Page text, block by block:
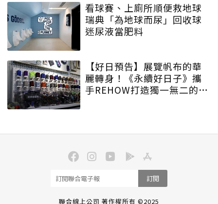
看球賽、上廁所順便救地球
瑞典「為地球而尿」回收球
迷尿液當肥料
【好日預告】展覽帆布的華
麗轉身！《永續好日子》攜
手REHOW打造獨一無二的
訂閱
聯合線上公司 著作權所有 ©2025